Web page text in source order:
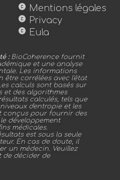
copyright Mentions légales
copyright Privacy
copyright Eula
:BioCoherence fournit
et une analyse
Les informations
être corrélées avec l'état
calculs sont basés sur
et des algorithmes
calculés, tels que
d'entropie et les
conçus pour fournir des
développement
médicales.
est sous la seule
En cas de doute, il
un médecin. Veuillez
décider de